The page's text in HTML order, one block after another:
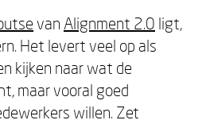
van Alignment 2.0 ligt,
Het levert veel op als
kijken naar wat de
maar vooral goed
willen. Zet